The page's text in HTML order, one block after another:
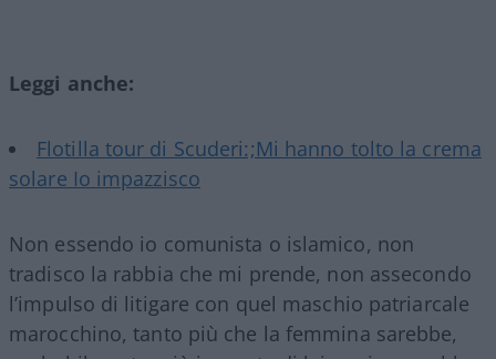
Leggi anche:
Flotilla tour di Scuderi:;Mi hanno tolto la crema
solare Io impazzisco
Non essendo io comunista o islamico, non
tradisco la rabbia che mi prende, non assecondo
l’impulso di litigare con quel maschio patriarcale
marocchino, tanto più che la femmina sarebbe,